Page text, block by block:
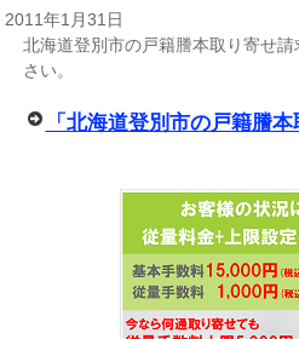
2011年1月31日
北海道登別市の戸籍謄本取り寄せ
さい。
「北海道登別市の戸籍謄